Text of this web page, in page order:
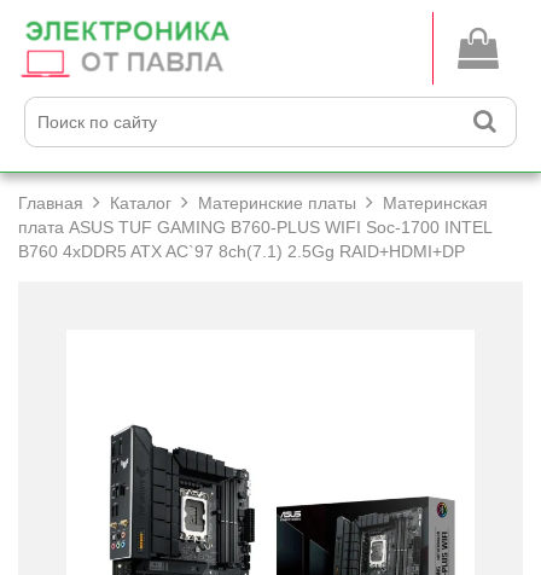
Главная Каталог Материнские платы
Материнская
плата ASUS TUF GAMING B760-PLUS WIFI Soc-1700 INTEL
B760 4xDDR5 ATX AC`97 8ch(7.1) 2.5Gg RAID+­HDMI+­DP